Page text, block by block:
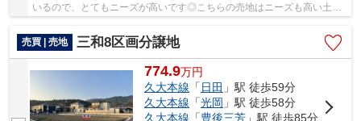
いるので、とてもニーズが高いです◎こちらの売地はニーズも高い土地
です◎土地面積は230.62㎡(公簿)で一押しです◎初...
売買 | 売地
三和8区画分譲地
774.9万円
久大本線 「日田 」駅 徒歩59分
久大本線 「光岡 」駅 徒歩58分
久大本線 「豊後三芳 」駅 徒歩85分